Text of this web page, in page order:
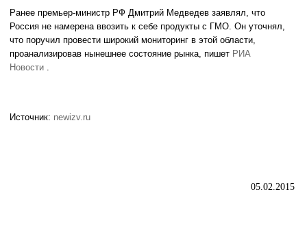
Ранее премьер-министр РФ Дмитрий Медведев заявлял, что
Россия не намерена ввозить к себе продукты с ГМО. Он уточнял,
что поручил провести широкий мониторинг в этой области,
проанализировав нынешнее состояние рынка, пишет РИА
Новости .
Источник: newizv.ru
05.02.2015